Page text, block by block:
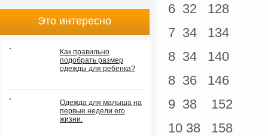
6 32 128
7 34 134
8 34 140
8 36 146
9 38 152
10 38 158
Это интересно
Как правильно
подобрать размер
одежды для ребенка?
Одежда для малыша на
первые недели его
жизни.